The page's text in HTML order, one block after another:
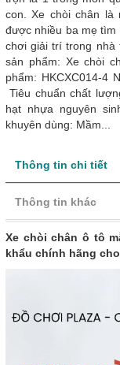
con. Xe chòi chân là
được nhiều ba mẹ
chơi giải trí trong nhà
sản phẩm: Xe chòi
phẩm: HKCXC014-4
Tiêu chuẩn chất
hạt nhựa nguyên
khuyên dùng: Mầm...
Thông tin chi tiết
Thông tin khác
Xe chòi chân ô tô
khẩu chính hãng